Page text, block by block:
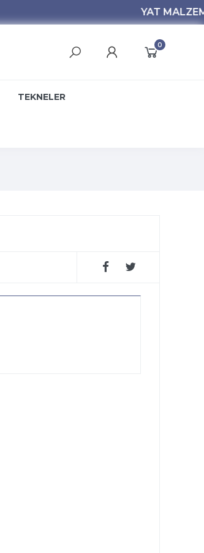
0
TEKNELER